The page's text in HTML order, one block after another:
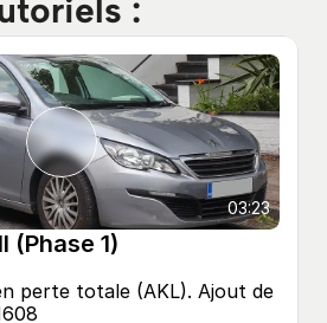
:
03:23
(Phase 1)
perte totale (AKL). Ajout de